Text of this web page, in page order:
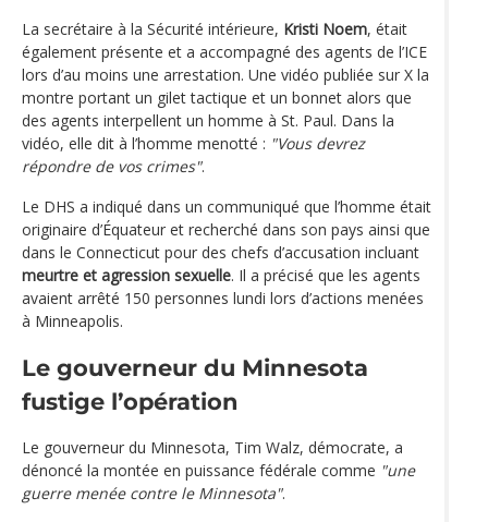
La secrétaire à la Sécurité intérieure, Kristi Noem, était
également présente et a accompagné des agents de l’ICE
lors d’au moins une arrestation. Une vidéo publiée sur X la
montre portant un gilet tactique et un bonnet alors que
des agents interpellent un homme à St. Paul. Dans la
vidéo, elle dit à l’homme menotté : "Vous devrez
répondre de vos crimes".
Le DHS a indiqué dans un communiqué que l’homme était
originaire d’Équateur et recherché dans son pays ainsi que
dans le Connecticut pour des chefs d’accusation incluant
meurtre et agression sexuelle. Il a précisé que les agents
avaient arrêté 150 personnes lundi lors d’actions menées
à Minneapolis.
Le gouverneur du Minnesota
fustige l’opération
Le gouverneur du Minnesota, Tim Walz, démocrate, a
dénoncé la montée en puissance fédérale comme "une
guerre menée contre le Minnesota".